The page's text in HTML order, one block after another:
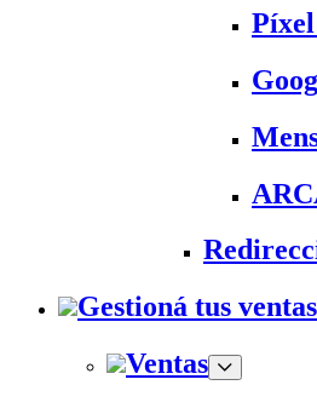
Gestioná tus ventas
Ventas